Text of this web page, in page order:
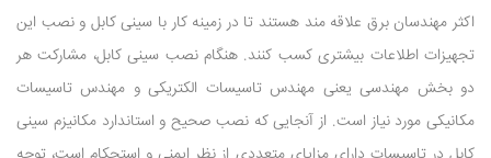
اکثر مهندسان برق علاقه مند هستند تا در زمینه کار با سینی کابل و نصب این
تجهیزات اطلاعات بیشتری کسب کنند. هنگام نصب سینی کابل، مشارکت هر
دو بخش مهندسی یعنی مهندس تاسیسات الکتریکی و مهندس تاسیسات
مکانیکی مورد نیاز است. از آنجایی که نصب صحیح و استاندارد مکانیزم سینی